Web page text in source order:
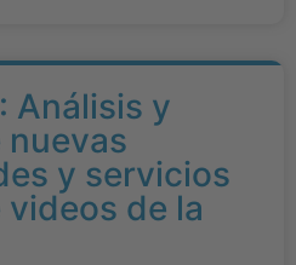
Análisis y
y servicios
de la